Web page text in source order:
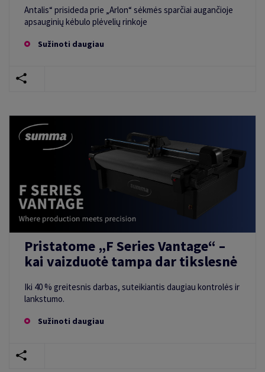
Antalis“ prisideda prie „Arlon“ sėkmės sparčiai augančioje
apsauginių kėbulo plėvelių rinkoje
Sužinoti daugiau
Pristatome „F Series Vantage“ –
kai vaizduotė tampa dar tikslesnė
Iki 40 % greitesnis darbas, suteikiantis daugiau kontrolės ir
lankstumo.
Sužinoti daugiau